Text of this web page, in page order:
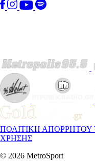
ΠΟΛΙΤΙΚΗ ΑΠΟΡΡΗΤΟΥ
ΧΡΗΣΗΣ
© 2026 MetroSport